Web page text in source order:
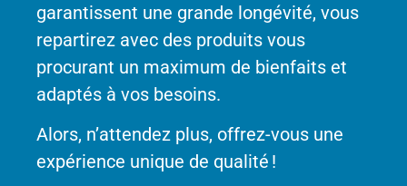
garantissent une grande longévité, vous
repartirez avec des produits vous
procurant un maximum de bienfaits et
adaptés à vos besoins.
Alors, n’attendez plus, offrez-vous une
expérience unique de qualité !